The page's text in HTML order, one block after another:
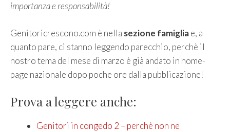
importanza e responsabilità!
Genitoricrescono.com è nella sezione famigliae, a
quanto pare, ci stanno leggendo parecchio, perchè il
nostro tema del mese di marzo è già andato in home-
page nazionale dopo poche ore dalla pubblicazione!
Prova a leggere anche:
Genitori in congedo 2 – perchè non ne